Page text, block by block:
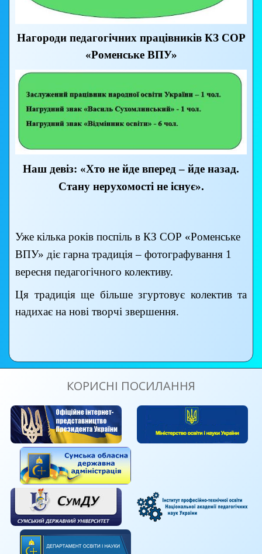
Нагороди педагогічних працівників КЗ СОР
«Роменське ВПУ»
Наш девіз: «Хто не йде вперед – йде назад.
Стану нерухомості не існує».
Уже кілька років поспіль в КЗ СОР «Роменське
ВПУ» діє гарна традиція – фотографування 1
вересня педагогічного колективу.
Ця традиція ще більше згуртовує колектив та
надихає на нові творчі звершення.
КОРИСНІ ПОСИЛАННЯ